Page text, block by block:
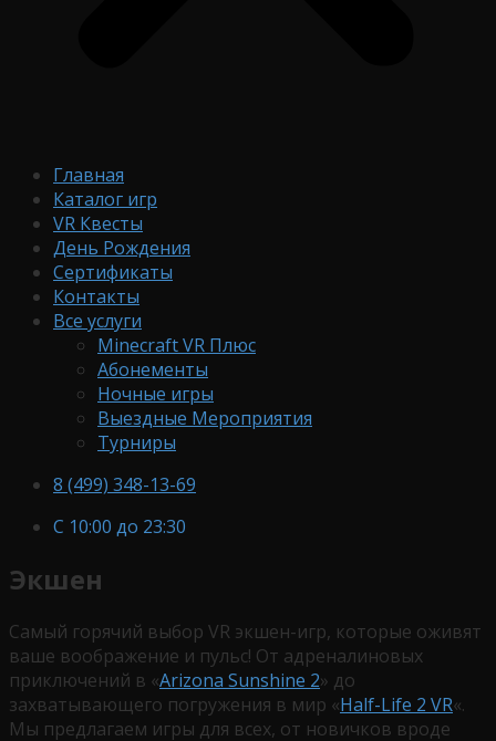
Главная
Каталог игр
VR Квесты
День Рождения
Сертификаты
Контакты
Все услуги
Minecraft VR Плюс
Абонементы
Ночные игры
Выездные Мероприятия
Турниры
8 (499) 348-13-69
С 10:00 до 23:30
Экшен
Самый горячий выбор VR экшен-игр, которые оживят
ваше воображение и пульс! От адреналиновых
приключений в «Arizona Sunshine 2» до
захватывающего погружения в мир «Half-Life 2 VR«.
Мы предлагаем игры для всех, от новичков вроде